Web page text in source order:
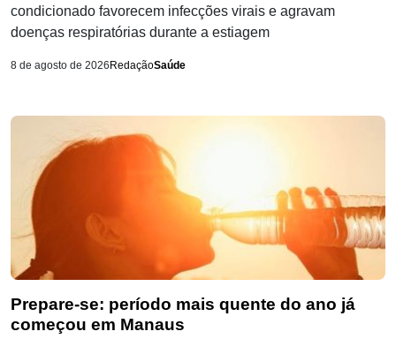
condicionado favorecem infecções virais e agravam
doenças respiratórias durante a estiagem
8 de agosto de 2026 RedaçãoSaúde
Prepare-se: período mais quente do ano já
começou em Manaus